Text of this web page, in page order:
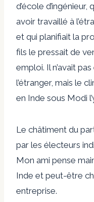
d’école
avoir travaillé à
et qui planifiait la
fils le pressait de
emploi. Il n’avait
l’étranger, mais le
en Inde sous Modi
Le châtiment du
par les électeurs
Mon ami pense
Inde et peut-être
entreprise.